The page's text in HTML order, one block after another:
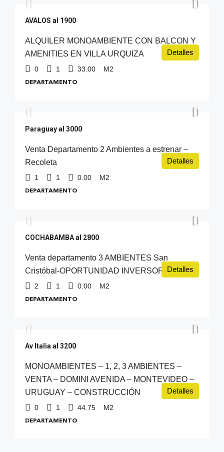
AVALOS al 1900
ALQUILER MONOAMBIENTE CON BALCON Y
AMENITIES EN VILLA URQUIZA
0 1 33.00 M2
DEPARTAMENTO
Detalles
Paraguay al 3000
Venta Departamento 2 Ambientes a estrenar –
Recoleta
1 1 0.00 M2
DEPARTAMENTO
Detalles
COCHABAMBA al 2800
Venta departamento 3 AMBIENTES San
Cristóbal-OPORTUNIDAD INVERSOR
2 1 0.00 M2
DEPARTAMENTO
Detalles
Av Italia al 3200
MONOAMBIENTES – 1, 2, 3 AMBIENTES –
VENTA – DOMINI AVENIDA – MONTEVIDEO –
URUGUAY – CONSTRUCCIÓN
0 1 44.75 M2
DEPARTAMENTO
Detalles